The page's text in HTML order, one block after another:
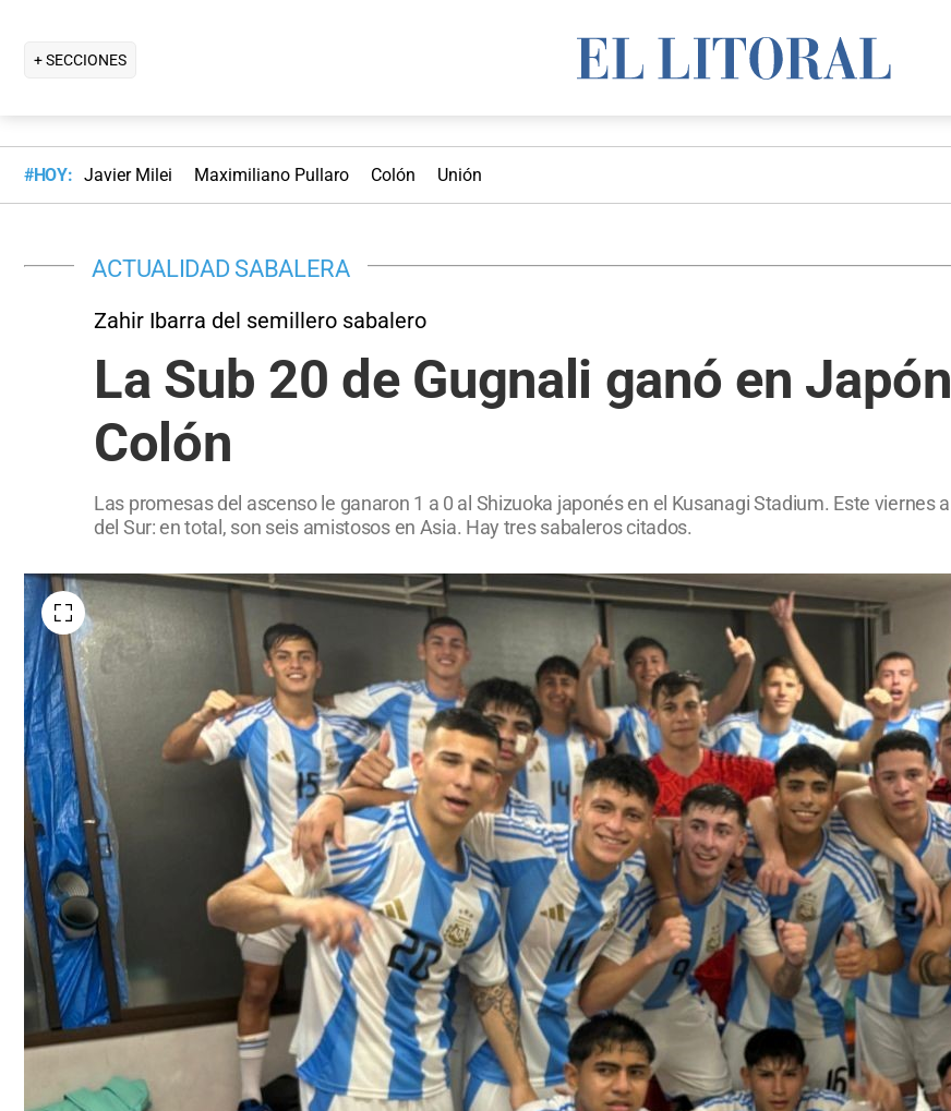
+ SECCIONES
#HOY: Javier Milei Maximiliano Pullaro Colón Unión
ACTUALIDAD SABALERA
Zahir Ibarra del semillero sabalero
La Sub 20 de Gugnali ganó en
Colón
Las promesas del ascenso le ganaron 1 a 0 al Shizuoka japonés en el Kusanagi Stadium. Este viernes
del Sur: en total, son seis amistosos en Asia. Hay tres sabaleros citados.